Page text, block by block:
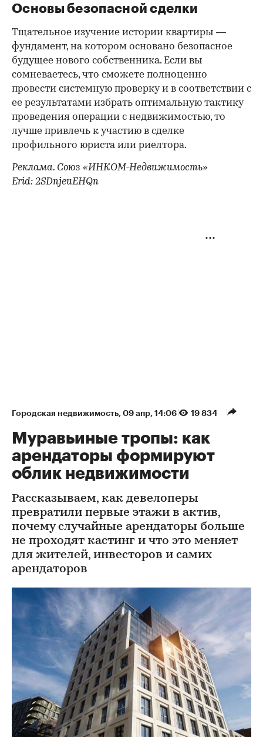
Основы безопасной сделки
Тщательное изучение истории квартиры —
фундамент, на котором основано безопасное
будущее нового собственника. Если вы
сомневаетесь, что сможете полноценно
провести системную проверку и в соответствии с
ее результатами избрать оптимальную тактику
проведения операции с недвижимостью, то
лучше привлечь к участию в сделке
профильного юриста или риелтора.
Реклама. Союз «ИНКОМ-Недвижимость»
Erid: 2SDnjeuEHQn
Городская недвижимость 09 апр, 14:06 19 834
Муравьиные тропы: как
арендаторы формируют
облик недвижимости
Рассказываем, как девелоперы
превратили первые этажи в актив,
почему случайные арендаторы больше
не проходят кастинг и что это меняет
для жителей, инвесторов и самих
арендаторов